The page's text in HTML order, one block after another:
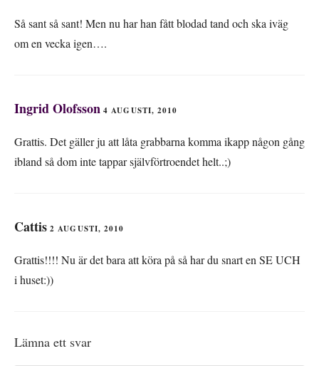
Så sant så sant! Men nu har han fått blodad tand och ska iväg
om en vecka igen….
Ingrid Olofsson 4 AUGUSTI, 2010
Grattis. Det gäller ju att låta grabbarna komma ikapp någon gång
ibland så dom inte tappar självförtroendet helt..;)
Cattis 2 AUGUSTI, 2010
Grattis!!!! Nu är det bara att köra på så har du snart en SE UCH
i huset:))
Lämna ett svar